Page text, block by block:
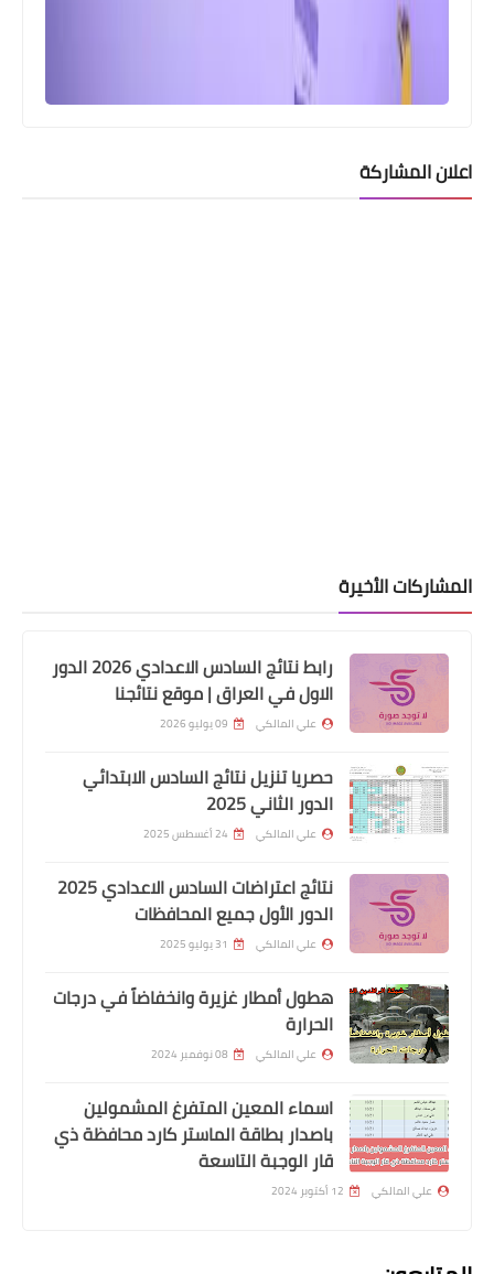
اخبار العامة
#بالوثيقة تعميم قرارات بشأن تشديد
الإجراءات بينها حظر الانتقال من
المحافظات بشكل تام مع استثناء حصري
الحالات الإنسانية ولموظفي الدولة
اخبارالطقس
تطورات حالة الطقس صادرة صباح الجمعة
26 شباط
اعلان المشاركة
المشاركات الأخيرة
رابط نتائج السادس الاعدادي 2026 الدور
الاول في العراق | موقع نتائجنا
علي المالكي 09 يوليو 2026
حصريا تنزيل نتائج السادس الابتدائي
الدور الثاني 2025
علي المالكي 24 أغسطس 2025
نتائج اعتراضات السادس الاعدادي 2025
الدور الأول جميع المحافظات
علي المالكي 31 يوليو 2025
هطول أمطار غزيرة وانخفاضاً في درجات
الحرارة
علي المالكي 08 نوفمبر 2024
اسماء المعين المتفرغ المشمولين
باصدار بطاقة الماستر كارد محافظة ذي
قار الوجبة التاسعة
علي المالكي 12 أكتوبر 2024